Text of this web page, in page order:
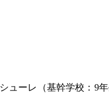
ューレ（基幹学校：9